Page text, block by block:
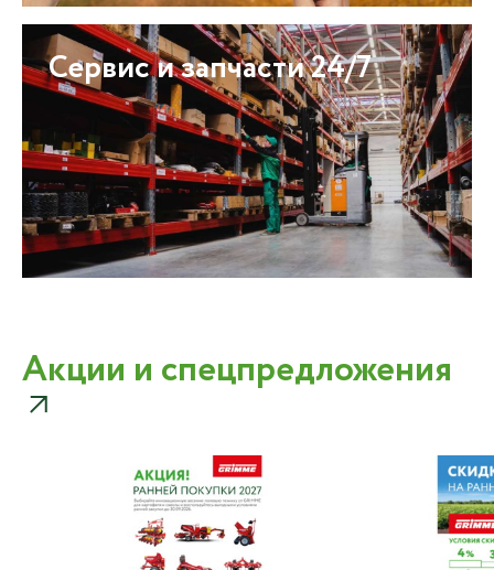
Сервис и запчасти 24/7
Акции и спецпредложения